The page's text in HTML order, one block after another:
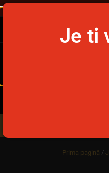
Prima pagină /
Je ti